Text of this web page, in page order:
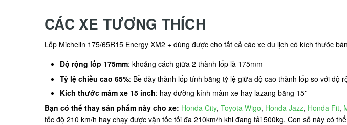
CÁC XE TƯƠNG THÍCH
Lốp Michelin 175/65R15 Energy XM2 + dùng được cho tất cả các xe du lịch có kích thước
Độ rộng lốp 175mm: khoảng cách giữa 2 thành lốp là 175mm
Tỷ lệ chiều cao 65%: Bề dày thành lốp tính bằng tỷ lệ giữa độ cao thành lốp so với độ
Kích thước mâm xe 15 inch: hay đường kính mâm xe hay lazang bằng 15''
Bạn có thể thay sản phẩm này cho xe: Honda City, Toyota Wigo, Honda Jazz, Honda Fit,
tốc độ 210 km/h hay chạy được vận tốc tối đa 210km/h khi đang tải 500kg. Con số này có